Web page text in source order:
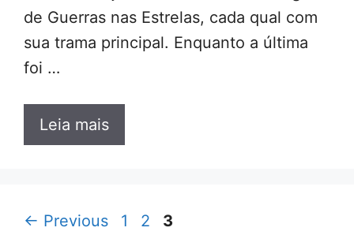
de Guerras nas Estrelas, cada qual com
sua trama principal. Enquanto a última
foi …
Leia mais
← Previous Page
1 Page
2 Page
3